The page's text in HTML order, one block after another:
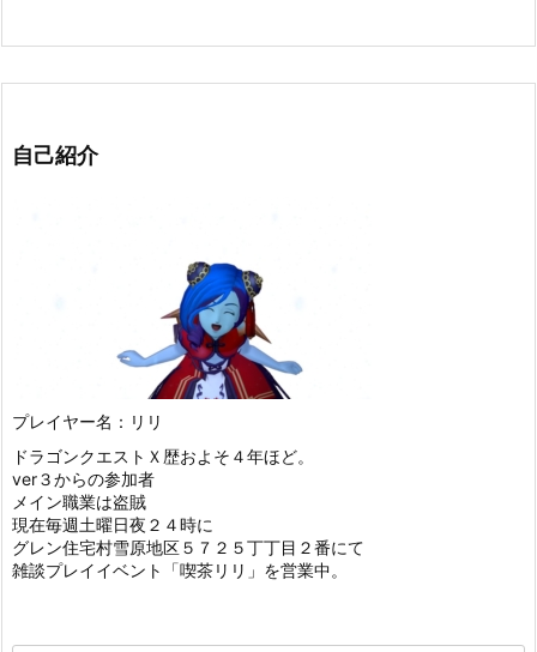
自己紹介
プレイヤー名：リリ
ドラゴンクエストＸ歴およそ４年ほど。
ver３からの参加者
メイン職業は盗賊
現在毎週土曜日夜２４時に
グレン住宅村雪原地区５７２５丁丁目２番にて
雑談プレイイベント「喫茶リリ」を営業中。